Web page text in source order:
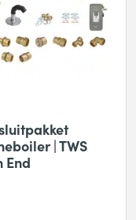
| TWS
End